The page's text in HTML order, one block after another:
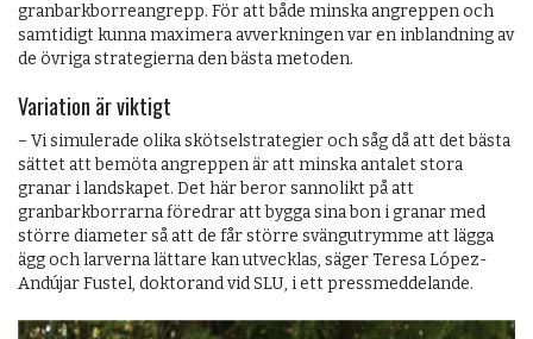
granbarkborreangrepp. För att både minska angreppen och
samtidigt kunna maximera avverkningen var en inblandning av
de övriga strategierna den bästa metoden.
Variation är viktigt
− Vi simulerade olika skötselstrategier och såg då att det bästa
sättet att bemöta angreppen är att minska antalet stora
granar i landskapet. Det här beror sannolikt på att
granbarkborrarna föredrar att bygga sina bon i granar med
större diameter så att de får större svängutrymme att lägga
ägg och larverna lättare kan utvecklas, säger Teresa López-
Andújar Fustel, doktorand vid SLU, i ett pressmeddelande.